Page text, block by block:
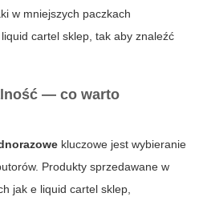
w mniejszych paczkach
cartel sklep, tak aby znaleźć
— co warto
kluczowe jest wybieranie
Produkty sprzedawane w
jak e liquid cartel sklep,